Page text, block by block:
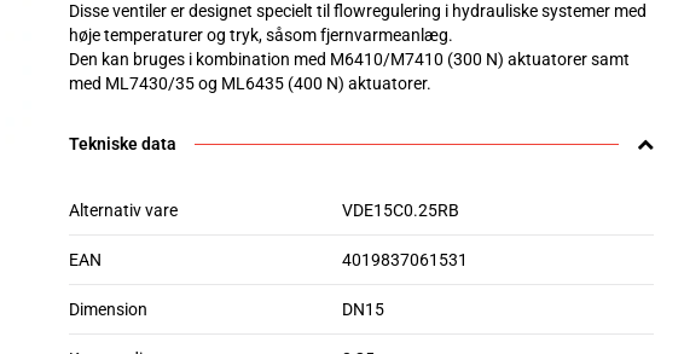
Disse ventiler er designet specielt til flowregulering i hydrauliske systemer med
høje temperaturer og tryk, såsom fjernvarmeanlæg.
Den kan bruges i kombination med M6410/M7410 (300 N) aktuatorer samt
med ML7430/35 og ML6435 (400 N) aktuatorer.
Tekniske data
Alternativ vare VDE15C0.25RB
EAN 4019837061531
Dimension DN15